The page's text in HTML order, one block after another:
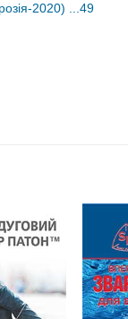
2020) ...49